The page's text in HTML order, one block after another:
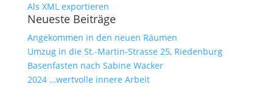
Als XML exportieren
Neueste Beiträge
Angekommen in den neuen Räumen
Umzug in die St.-Martin-Strasse 25, Riedenburg
Basenfasten nach Sabine Wacker
2024 …wertvolle innere Arbeit